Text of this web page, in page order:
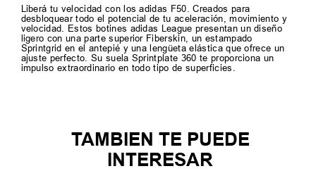
Liberá tu velocidad con los adidas F50. Creados para
desbloquear todo el potencial de tu aceleración, movimiento y
velocidad. Estos botines adidas League presentan un diseño
ligero con una parte superior Fiberskin, un estampado
Sprintgrid en el antepié y una lengüeta elástica que ofrece un
ajuste perfecto. Su suela Sprintplate 360 te proporciona un
impulso extraordinario en todo tipo de superficies.
TAMBIEN TE PUEDE
INTERESAR